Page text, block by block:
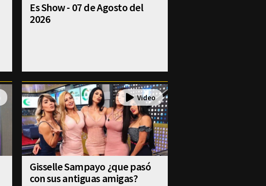
Es Show - 07 de Agosto del
2026
Gisselle Sampayo ¿que pasó
con sus antiguas amigas?